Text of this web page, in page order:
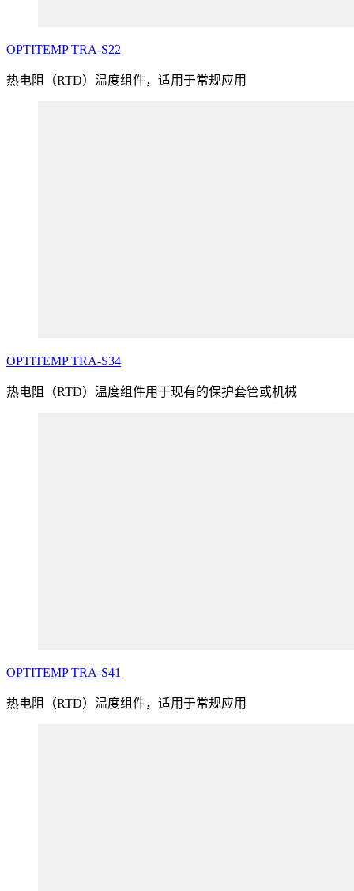
OPTITEMP TRA-S22
热电阻（RTD）温度组件，适用于常规应用
OPTITEMP TRA-S34
热电阻（RTD）温度组件用于现有的保护套管或机械
OPTITEMP TRA-S41
热电阻（RTD）温度组件，适用于常规应用